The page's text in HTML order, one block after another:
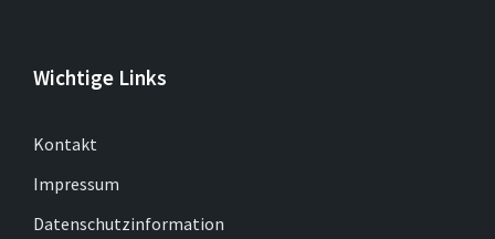
Wichtige Links
Kontakt
Impressum
Datenschutzinformation